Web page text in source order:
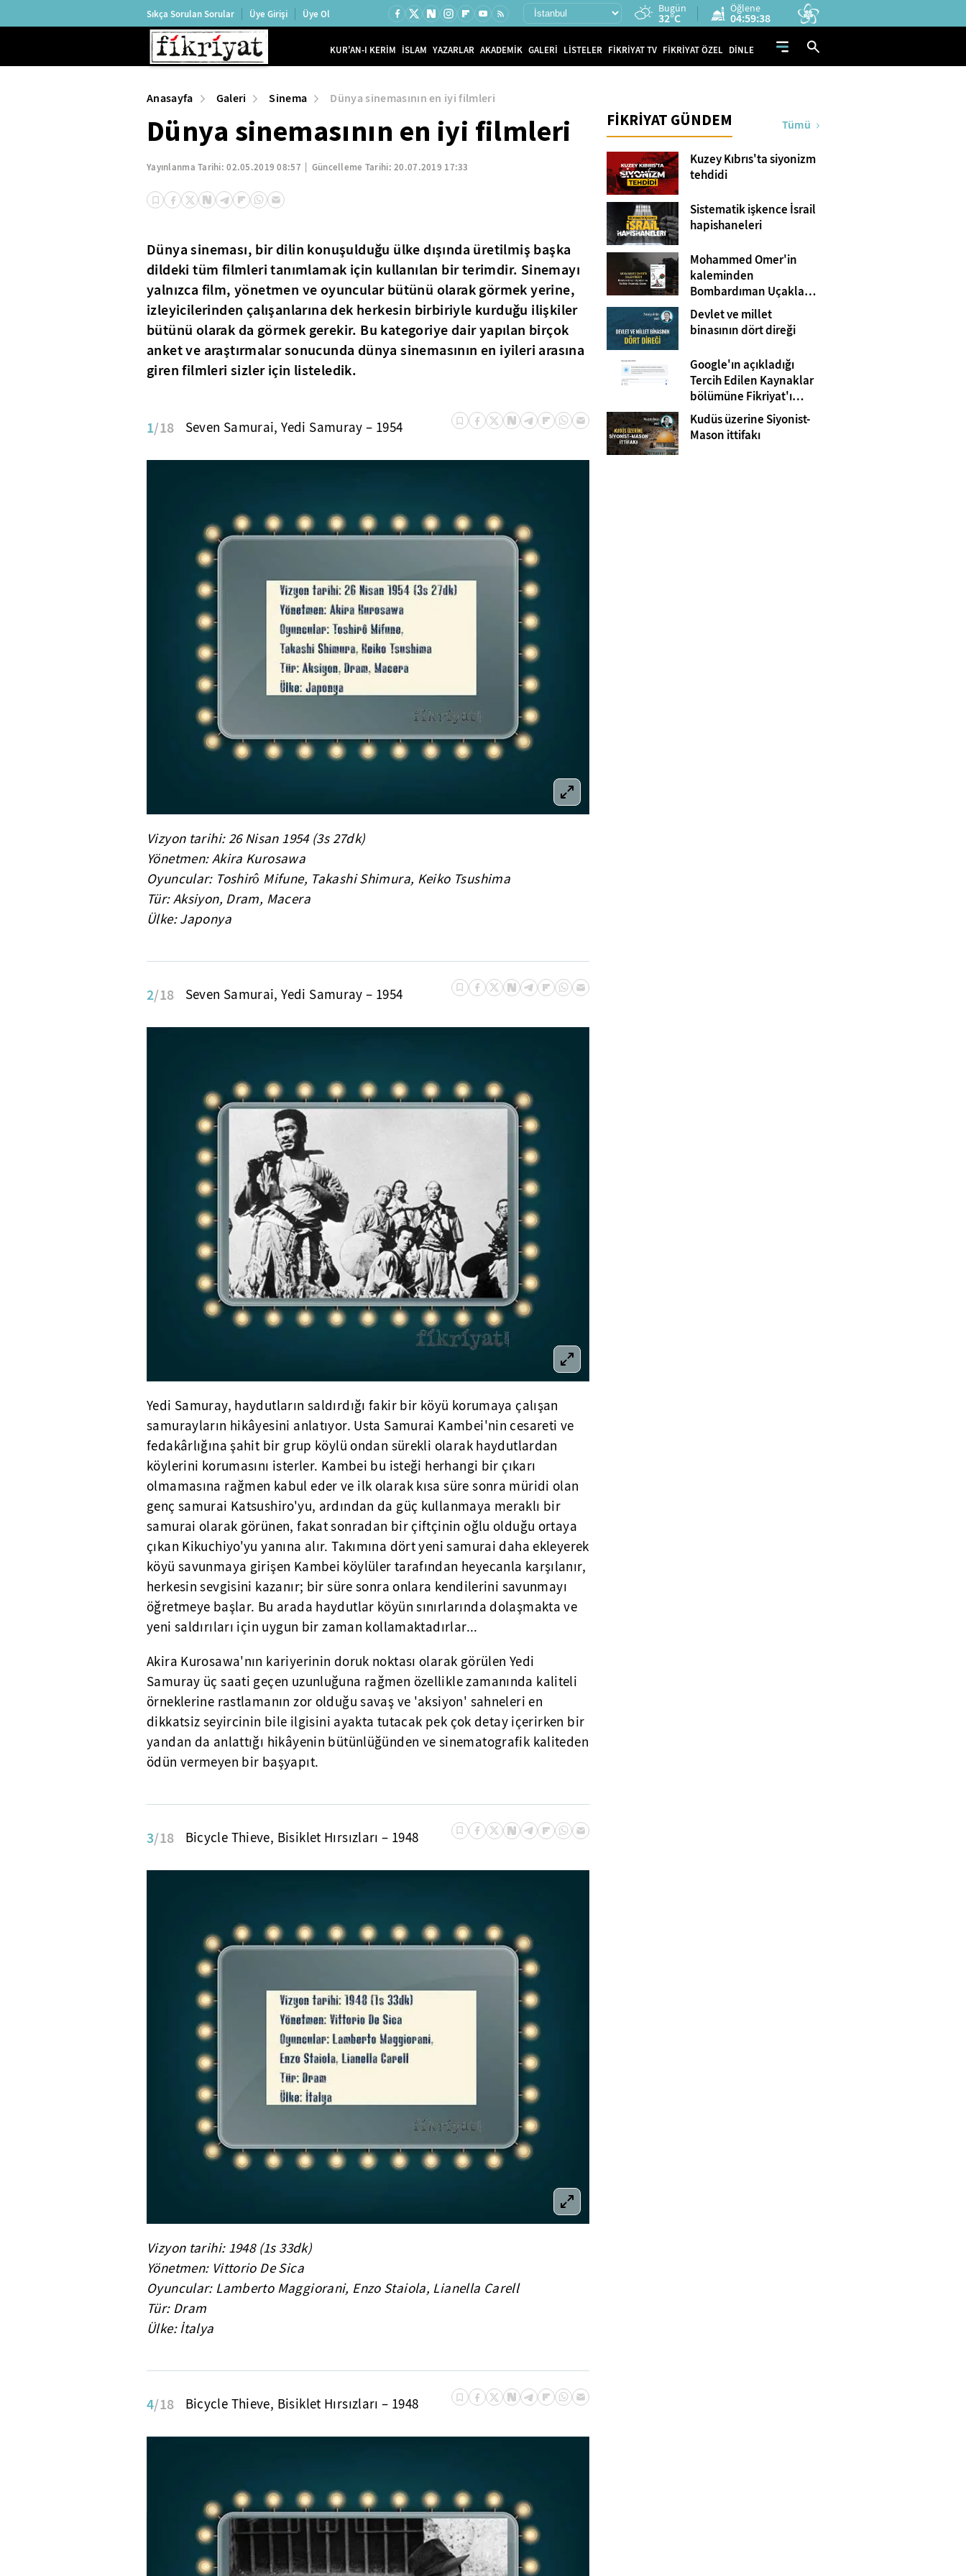
Sıkça Sorulan Sorular Üye Girişi Üye Ol Bugün
32°C
Öğlene
04:59:37
KUR'AN-I KERİM İSLAM YAZARLAR AKADEMİK GALERİ LİSTELER FİKRİYAT TV FİKRİYAT ÖZEL DİNLE
Anasayfa Galeri Sinema Dünya sinemasının en iyi filmleri
Dünya sinemasının en iyi filmleri
Yayınlanma Tarihi:02.05.2019 08:57 Güncelleme Tarihi:20.07.2019 17:33
Dünya sineması, bir dilin konuşulduğu ülke dışında üretilmiş başka
dildeki tüm filmleri tanımlamak için kullanılan bir terimdir. Sinemayı
yalnızca film, yönetmen ve oyuncular bütünü olarak görmek yerine,
izleyicilerinden çalışanlarına dek herkesin birbiriyle kurduğu ilişkiler
bütünü olarak da görmek gerekir. Bu kategoriye dair yapılan birçok
anket ve araştırmalar sonucunda dünya sinemasının en iyileri arasına
giren filmleri sizler için listeledik.
1/18 Seven Samurai, Yedi Samuray – 1954
Vizyon tarihi: 26 Nisan 1954 (3s 27dk)
Yönetmen: Akira Kurosawa
Oyuncular: Toshirô Mifune, Takashi Shimura, Keiko Tsushima
Tür: Aksiyon, Dram, Macera
Ülke: Japonya
2/18 Seven Samurai, Yedi Samuray – 1954
Yedi Samuray, haydutların saldırdığı fakir bir köyü korumaya çalışan
samurayların hikâyesini anlatıyor. Usta Samurai Kambei'nin cesareti ve
fedakârlığına şahit bir grup köylü ondan sürekli olarak haydutlardan
köylerini korumasını isterler. Kambei bu isteği herhangi bir çıkarı
olmamasına rağmen kabul eder ve ilk olarak kısa süre sonra müridi olan
genç samurai Katsushiro'yu, ardından da güç kullanmaya meraklı bir
samurai olarak görünen, fakat sonradan bir çiftçinin oğlu olduğu ortaya
çıkan Kikuchiyo'yu yanına alır. Takımına dört yeni samurai daha ekleyerek
köyü savunmaya girişen Kambei köylüler tarafından heyecanla karşılanır,
herkesin sevgisini kazanır; bir süre sonra onlara kendilerini savunmayı
öğretmeye başlar. Bu arada haydutlar köyün sınırlarında dolaşmakta ve
yeni saldırıları için uygun bir zaman kollamaktadırlar...
Akira Kurosawa'nın kariyerinin doruk noktası olarak görülen Yedi
Samuray üç saati geçen uzunluğuna rağmen özellikle zamanında kaliteli
örneklerine rastlamanın zor olduğu savaş ve 'aksiyon' sahneleri en
dikkatsiz seyircinin bile ilgisini ayakta tutacak pek çok detay içerirken bir
yandan da anlattığı hikâyenin bütünlüğünden ve sinematografik kaliteden
ödün vermeyen bir başyapıt.
3/18 Bicycle Thieve, Bisiklet Hırsızları – 1948
Vizyon tarihi: 1948 (1s 33dk)
Yönetmen: Vittorio De Sica
Oyuncular: Lamberto Maggiorani, Enzo Staiola, Lianella Carell
Tür: Dram
Ülke: İtalya
4/18 Bicycle Thieve, Bisiklet Hırsızları – 1948
FİKRİYAT GÜNDEM Tümü
Kuzey Kıbrıs'ta siyonizm
tehdidi
Sistematik işkence İsrail
hapishaneleri
Mohammed Omer'in
kaleminden
Bombardıman Uçakları
ve Tanklar Arasında
Gazze
Devlet ve millet
binasının dört direği
Google'ın açıkladığı
Tercih Edilen Kaynaklar
bölümüne Fikriyat'ı
eklemeyi unutmayın!
Kudüs üzerine Siyonist-
Mason ittifakı